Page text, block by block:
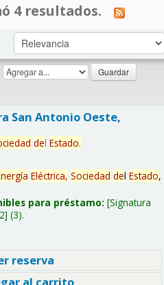
4 resultados.
San Antonio Oeste,
del Estado.
Eléctrica, Sociedad del Estado,
para préstamo: Signatura
(3).
reserva
al carrito